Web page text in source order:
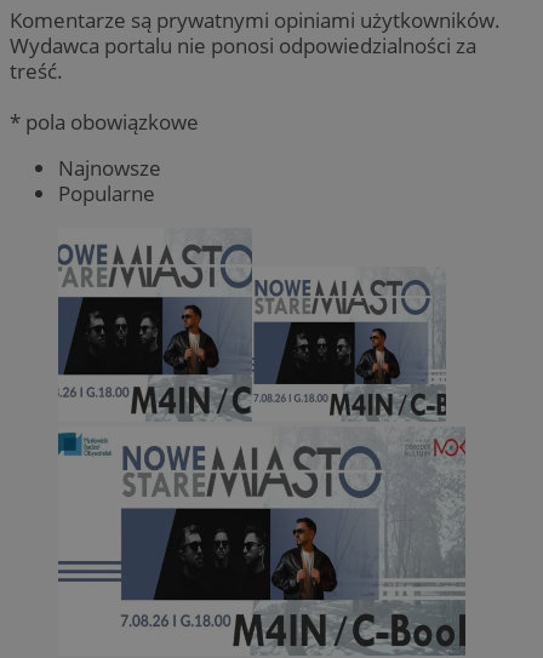
Komentarze są prywatnymi opiniami użytkowników.
Wydawca portalu nie ponosi odpowiedzialności za
treść.
* pola obowiązkowe
Najnowsze
Popularne